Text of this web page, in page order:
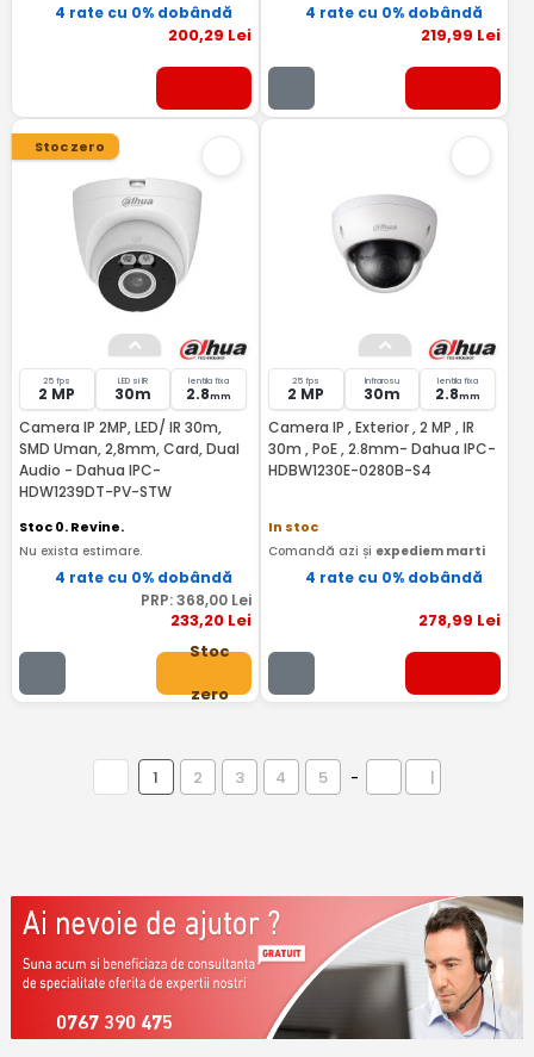
4 rate cu 0% dobândă
200,29 Lei
4 rate cu 0% dobândă
219,99 Lei
Stoc zero
25 fps
2 MP
LED si IR
30m
lentila fixa
2.8mm
Camera IP 2MP, LED/ IR 30m,
SMD Uman, 2,8mm, Card, Dual
Audio - Dahua IPC-
HDW1239DT-PV-STW
Stoc 0. Revine.
Nu exista estimare.
4 rate cu 0% dobândă
PRP:368,00Lei
233,20Lei
Stoc
zero
25 fps
2 MP
Infrarosu
30m
lentila fixa
2.8mm
Camera IP , Exterior , 2 MP , IR
30m , PoE , 2.8mm- Dahua IPC-
HDBW1230E-0280B-S4
In stoc
Comandă azi și expediem marti
4 rate cu 0% dobândă
278,99 Lei
1 2 3 4 5 - |
0767 390 475